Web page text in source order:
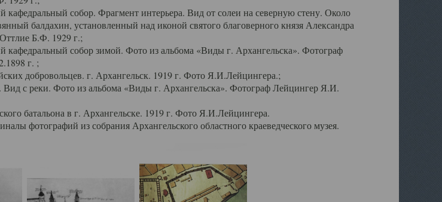
собор. Фрагмент интерьера. Вид от солеи на северную стену. Около
балдахин, установленный над иконой святого благоверного князя Александра
Б.Ф. 1929 г.;
собор зимой. Фото из альбома «Виды г. Архангельска». Фотограф
г. ;
добровольцев. г. Архангельск. 1919 г. Фото Я.И.Лейцингера.;
с реки. Фото из альбома «Виды г. Архангельска». Фотограф Лейцингер Я.И.
батальона в г. Архангельске. 1919 г. Фото Я.И.Лейцингера.
фотографий из собрания Архангельского областного краеведческого музея.